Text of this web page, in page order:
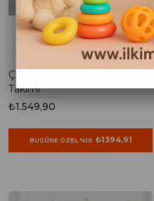
Çizgili Bebek Nevresim
Takımı
₺1.549,90
BUGÜNE ÖZEL %10 ₺1394,91